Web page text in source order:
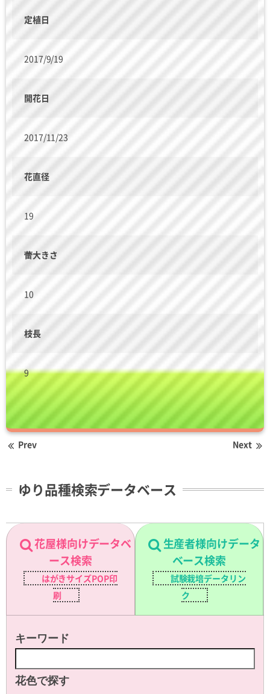
定植日
2017/9/19
開花日
2017/11/23
花直径
19
蕾大きさ
10
枝長
9
Prev Next
ゆり品種検索データベース
花屋様向けデータベ
ース検索
はがきサイズPOP印
刷
生産者様向けデータ
ベース検索
試験栽培データリン
ク
キーワード
花色で探す